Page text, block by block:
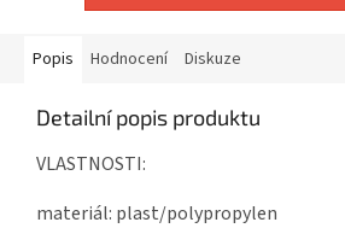
Popis Hodnocení Diskuze
Detailní popis produktu
VLASTNOSTI:
materiál: plast/polypropylen